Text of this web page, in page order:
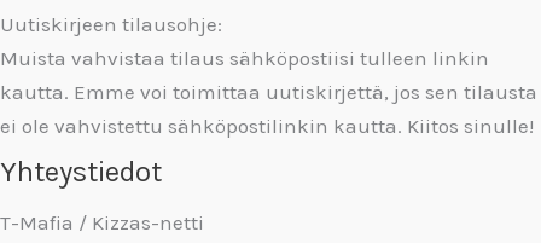
Uutiskirjeen tilausohje:
Muista vahvistaa tilaus sähköpostiisi tulleen linkin
kautta. Emme voi toimittaa uutiskirjettä, jos sen tilausta
ei ole vahvistettu sähköpostilinkin kautta. Kiitos sinulle!
Yhteystiedot
T-Mafia / Kizzas-netti